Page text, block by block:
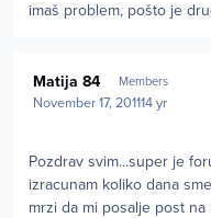
imaš problem, pošto je
Matija 84 Members
November 17, 201114 yr
Pozdrav svim...super je
izracunam koliko dana
mrzi da mi posalje post